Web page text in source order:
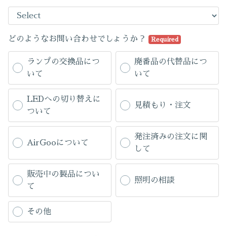
どのようなお問い合わせでしょうか？ Required
ランプの交換品につ
いて
廃番品の代替品につ
いて
LEDへの切り替えに
ついて
見積もり・注文
AirGooについて
発注済みの注文に関
して
販売中の製品につい
て
照明の相談
その他